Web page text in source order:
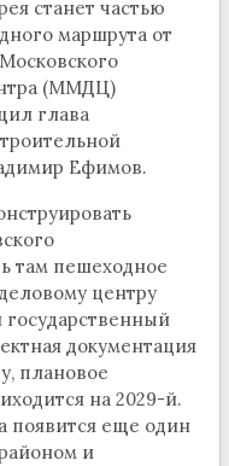
станет частью
маршрута от
(ММДЦ)
глава
Ефимов.
там пешеходное
центру
документация
плановое
на 2029-й.
появится еще один
и